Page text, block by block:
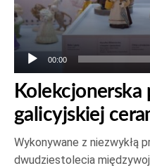
00:00
Kolekcjonerska
galicyjskiej
Wykonywane z niezwykłą
dwudziestolecia